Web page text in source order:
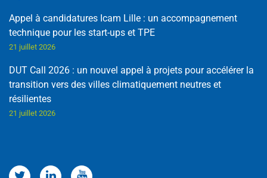
Appel à candidatures Icam Lille : un accompagnement
technique pour les start-ups et TPE
21 juillet 2026
DUT Call 2026 : un nouvel appel à projets pour accélérer la
transition vers des villes climatiquement neutres et
résilientes
21 juillet 2026